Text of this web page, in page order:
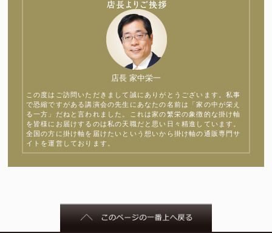
店長 家中栄一
この度はご訪問いただきまして誠にありがとうございます。私事
で恐縮ですがある講演会の先生にあなたの名前は「家の中が栄え
る一方」だねと言われました。これは家の繁栄の象徴的な掛け軸
を皆様にお届けするのは私の天職だと思い日々精進しています。
全国の方に掛け軸を届けたいという想いから掛け軸の通販専門サ
イトを運営しております。